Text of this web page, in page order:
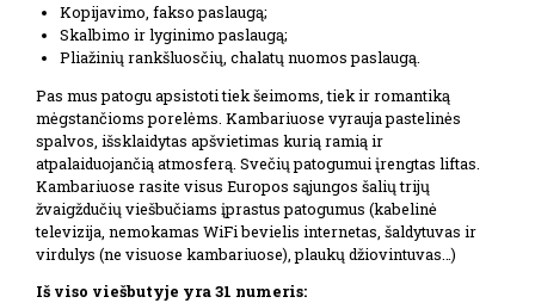
Kopijavimo, fakso paslaugą;
Skalbimo ir lyginimo paslaugą;
Pliažinių rankšluosčių, chalatų nuomos paslaugą.
Pas mus patogu apsistoti tiek šeimoms, tiek ir romantiką
mėgstančioms porelėms. Kambariuose vyrauja pastelinės
spalvos, išsklaidytas apšvietimas kurią ramią ir
atpalaiduojančią atmosferą. Svečių patogumui įrengtas liftas.
Kambariuose rasite visus Europos sąjungos šalių trijų
žvaigždučių viešbučiams įprastus patogumus (kabelinė
televizija, nemokamas WiFi bevielis internetas, šaldytuvas ir
virdulys (ne visuose kambariuose), plaukų džiovintuvas…)
Iš viso viešbutyje yra 31 numeris: